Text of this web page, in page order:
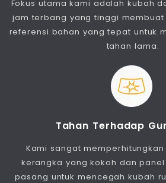
Fokus utama kami adalah kubah
jam terbang yang tinggi
referensi bahan yang tepat untuk
tahan lama.
Tahan Terhadap
Kami sangat
kerangka yang kokoh dan
pasang untuk mencegah kubah